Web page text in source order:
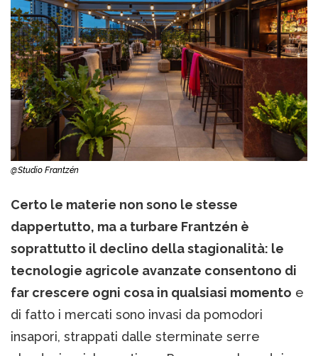
@Studio Frantzén
Certo le materie non sono le stesse
dappertutto, ma a turbare Frantzén è
soprattutto il declino della stagionalità: le
tecnologie agricole avanzate consentono di
far crescere ogni cosa in qualsiasi momento e
di fatto i mercati sono invasi da pomodori
insapori, strappati dalle sterminate serre